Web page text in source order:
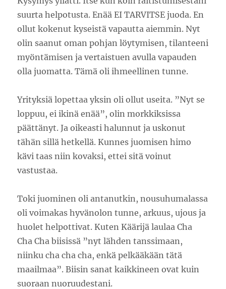
suurta helpotusta. Enää EI TARVITSE juoda. En
ollut kokenut kyseistä vapautta aiemmin. Nyt
olin saanut oman pohjan löytymisen, tilanteeni
myöntämisen ja vertaistuen avulla vapauden
olla juomatta. Tämä oli ihmeellinen tunne.
Yrityksiä lopettaa yksin oli ollut useita. ”Nyt se
loppuu, ei ikinä enää”, olin morkkiksissa
päättänyt. Ja oikeasti halunnut ja uskonut
tähän sillä hetkellä. Kunnes juomisen himo
kävi taas niin kovaksi, ettei sitä voinut
vastustaa.
Toki juominen oli antanutkin, nousuhumalassa
oli voimakas hyvänolon tunne, arkuus, ujous ja
huolet helpottivat. Kuten Käärijä laulaa Cha
Cha Cha biisissä ”nyt lähden tanssimaan,
niinku cha cha cha, enkä pelkääkään tätä
maailmaa”. Biisin sanat kaikkineen ovat kuin
suoraan nuoruudestani.